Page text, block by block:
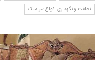
نظافت و نگهداری انواع سرامیک